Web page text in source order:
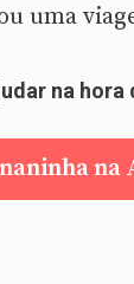
uma
na hora
na